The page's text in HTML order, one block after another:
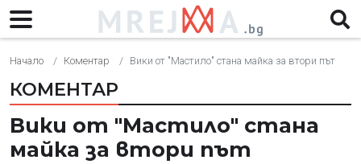
Начало Коментар Вики от "Мастило" стана майка за втори път
КОМЕНТАР
Вики от "Мастило" стана
майка за втори път